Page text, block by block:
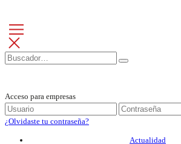
Acceso para empresas
¿Olvidaste tu contraseña?
Actualidad